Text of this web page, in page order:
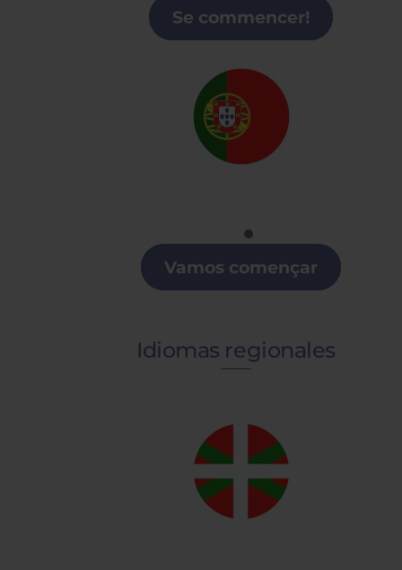
Se commencer!
Clases de Portugués en Alicante
Vamos començar
Idiomas regionales